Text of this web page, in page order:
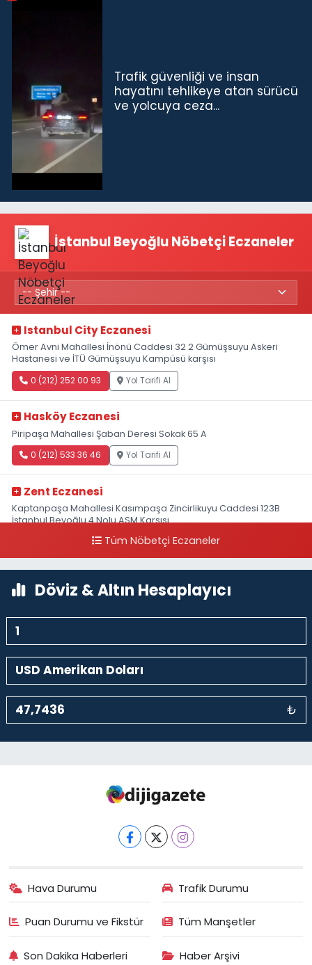
Trafik güvenliği ve insan
hayatını tehlikeye atan sürücü
ve yolcuya ceza...
İstanbul Beyoğlu Nöbetçi Eczaneler
Istanbul City Eczanesi
Ömer Avni Mahallesi İnönü Caddesi 32 2 Gümüşsuyu Askeri
Hastanesi ve İTÜ Gümüşsuyu Kampüsü karşısı
0 (212) 252 00 93 Yol Tarifi Al
Hasköy Eczanesi
Piripaşa Mahallesi Şaban Deresi Sokak 65 A
0 (212) 533 36 46 Yol Tarifi Al
Zent Eczanesi
Kaptanpaşa Mahallesi Kasımpaşa Zincirlikuyu Caddesi 123B
İstanbul Beyoğlu 4 Nolu ASM Karşısı
0 (212) 297 96 92 Yol Tarifi Al
Tüm Nöbetçi Eczaneler
Döviz & Altın Hesaplayıcı
₺
Hava Durumu Trafik Durumu
Puan Durumu ve Fikstür Tüm Manşetler
Son Dakika Haberleri Haber Arşivi